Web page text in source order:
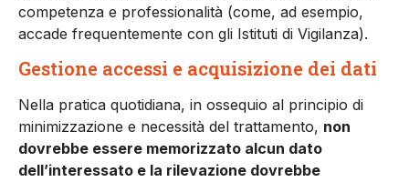
competenza e professionalità (come, ad esempio,
accade frequentemente con gli Istituti di Vigilanza).
Gestione accessi e acquisizione dei dati
Nella pratica quotidiana, in ossequio al principio di
minimizzazione e necessità del trattamento, non
dovrebbe essere memorizzato alcun dato
dell’interessato e la rilevazione dovrebbe